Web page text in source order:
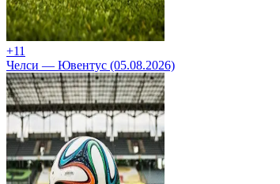
+11
Челси — Ювентус (05.08.2026)